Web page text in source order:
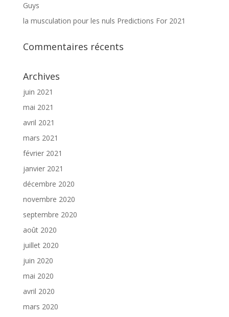
Guys
la musculation pour les nuls Predictions For 2021
Commentaires récents
Archives
juin 2021
mai 2021
avril 2021
mars 2021
février 2021
janvier 2021
décembre 2020
novembre 2020
septembre 2020
août 2020
juillet 2020
juin 2020
mai 2020
avril 2020
mars 2020